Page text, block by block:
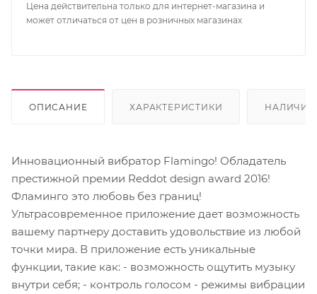
Цена действительна только для интернет-магазина и
может отличаться от цен в розничных магазинах
ОПИСАНИЕ ХАРАКТЕРИСТИКИ НАЛИЧИЕ
Инновационный вибратор Flamingo! Обладатель
престижной премии Reddot design award 2016!
Фламинго это любовь без границ!
Ультрасовременное приложение дает возможность
вашему партнеру доставить удовольствие из любой
точки мира. В приложение есть уникальные
функции, такие как: - возможность ощутить музыку
внутри себя; - контроль голосом - режимы вибрации